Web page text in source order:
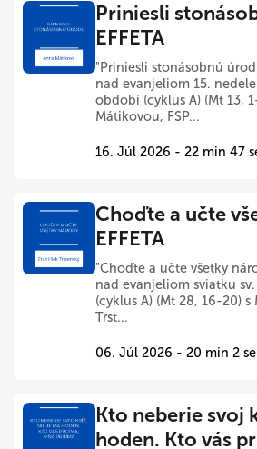
Priniesli
EFFETA
"Priniesli stonásobnú
nad evanjeliom 15.
období (cyklus A) (Mt 13,
Mátikovou, FSP...
16. Júl 2026 - 22 min 47
Choďte a učte
EFFETA
"Choďte a učte všetky
nad evanjeliom sviatku
(cyklus A) (Mt 28, 16-20)
Trst...
06. Júl 2026 - 20 min 2
Kto neberie svoj
hoden. Kto vás